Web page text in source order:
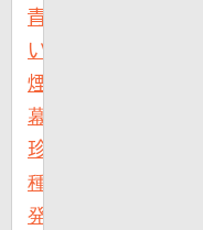
青
い
煙
幕、
珍
種
発